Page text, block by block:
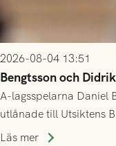
2026-08-04 13:51
Bengtsson och
A-lagsspelarna Daniel
utlånade till Utsiktens
speltid i Hestrafors
Läs mer